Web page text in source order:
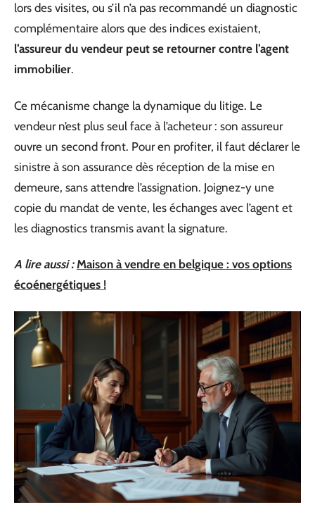
lors des visites, ou s’il n’a pas recommandé un diagnostic
complémentaire alors que des indices existaient,
l’assureur du vendeur peut se retourner contre l’agent
immobilier.
Ce mécanisme change la dynamique du litige. Le
vendeur n’est plus seul face à l’acheteur : son assureur
ouvre un second front. Pour en profiter, il faut déclarer le
sinistre à son assurance dès réception de la mise en
demeure, sans attendre l’assignation. Joignez-y une
copie du mandat de vente, les échanges avec l’agent et
les diagnostics transmis avant la signature.
A lire aussi : Maison à vendre en belgique : vos options
écoénergétiques !